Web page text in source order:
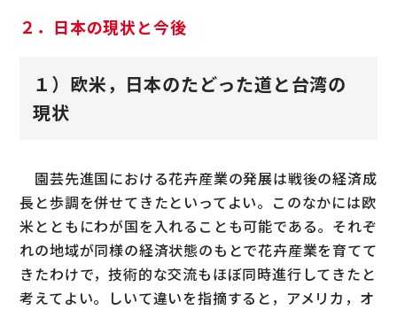
２．日本の現状と今後
１）欧米，日本のたどった道と台湾の
現状
園芸先進国における花卉産業の発展は戦後の経済成
長と歩調を併せてきたといってよい。このなかには欧
米とともにわが国を入れることも可能である。それぞ
れの地域が同様の経済状態のもとで花卉産業を育てて
きたわけで，技術的な交流もほぼ同時進行してきたと
考えてよい。しいて違いを指摘すると，アメリカ，オ